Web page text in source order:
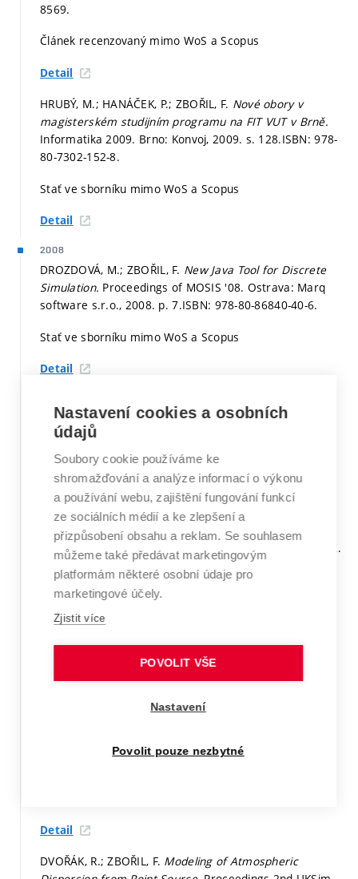
8569.
Článek recenzovaný mimo WoS a Scopus
Detail
HRUBÝ, M.; HANÁČEK, P.; ZBOŘIL, F. Nové obory v
magisterském studijním programu na FIT VUT v Brně.
Informatika 2009. Brno: Konvoj, 2009. s. 128.ISBN: 978-
80-7302-152-8.
Stať ve sborníku mimo WoS a Scopus
Detail
2008
DROZDOVÁ, M.; ZBOŘIL, F. New Java Tool for Discrete
Simulation. Proceedings of MOSIS '08. Ostrava: Marq
software s.r.o., 2008. p. 7.ISBN: 978-80-86840-40-6.
Stať ve sborníku mimo WoS a Scopus
Detail
Systems using QS_PN_Simulation tool.Proceedings of
CSE 2008. Košice: elfa, s.r.o., TU Kosice, 2008.
p. 299.ISBN: 978-80-8086-092-9.
Stať ve sborníku mimo WoS a Scopus
Detail
ZBOŘIL, F.; KOČÍ, R.; ZBOŘIL, F.; JANOUŠEK, V.; MAZAL, Z.
T-Mass v.2, State of the art.
Second UKSIM European
Symposium on Computer Modeling and Simulation.
Liverpool: IEEE Computer Society, 2008.
978-0-7695-3325-4.
Stať ve sborníku mimo WoS a Scopus
Detail
DVOŘÁK, R.; ZBOŘIL, F.Modeling of Dispersion of
CHEMICKE LISTY. Brno: Czech Chemical Society, 2008.
Detail
DVOŘÁK, R.; ZBOŘIL, F. Modeling of Atmospheric
Nastavení cookies a osobních
údajů
Soubory cookie používáme ke
shromažďování a analýze informací o výkonu
a používání webu, zajištění fungování funkcí
ze sociálních médií a ke zlepšení a
přizpůsobení obsahu a reklam. Se souhlasem
můžeme také předávat marketingovým
platformám některé osobní údaje pro
marketingové účely.
Zjistit více
POVOLIT VŠE
Nastavení
Povolit pouze nezbytné